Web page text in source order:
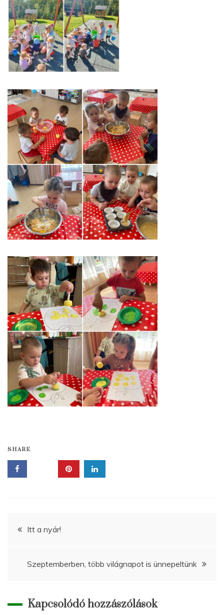
SHARE
Bejegyzés
Itt a nyár!
Szeptemberben, több világnapot is ünnepeltünk
Kapcsolódó hozzászólások